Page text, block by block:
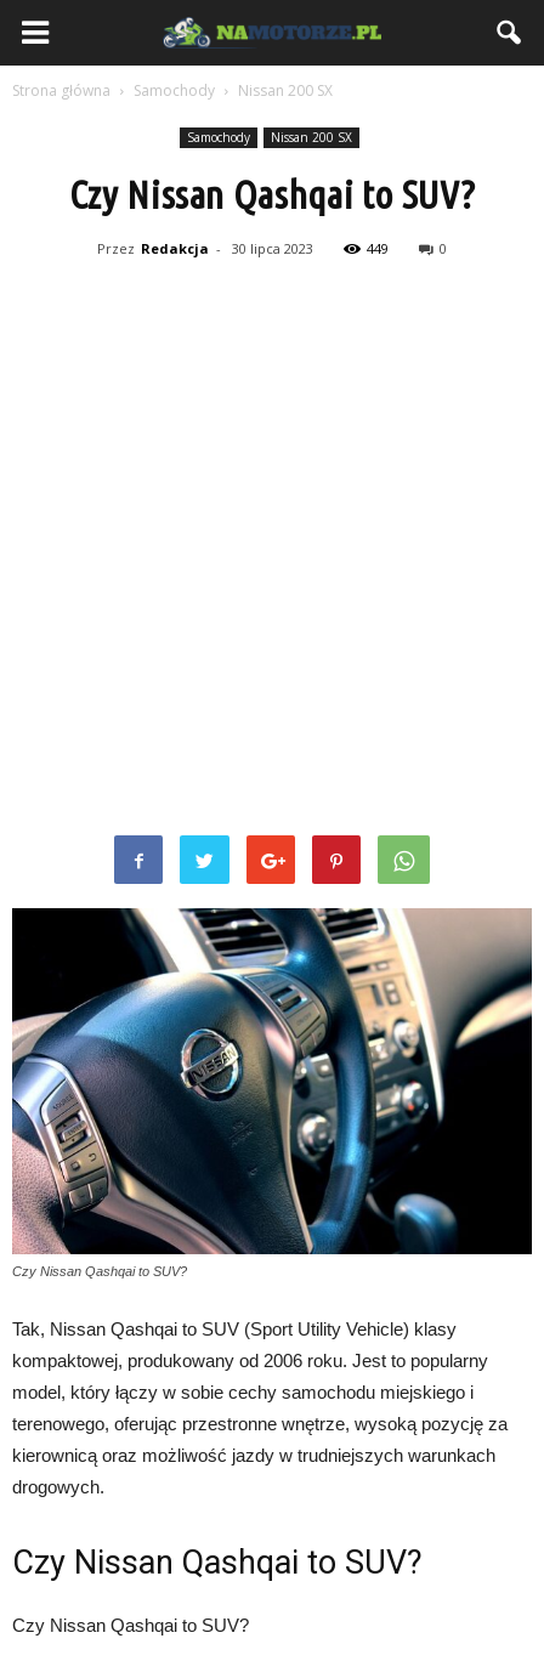
NaMotorze.pl
Strona główna Samochody Nissan 200 SX
Samochody Nissan 200 SX
Czy Nissan Qashqai to SUV?
Przez Redakcja - 30 lipca 2023 449 0
Czy Nissan Qashqai to SUV?
Tak, Nissan Qashqai to SUV (Sport Utility Vehicle) klasy
kompaktowej, produkowany od 2006 roku. Jest to popularny
model, który łączy w sobie cechy samochodu miejskiego i
terenowego, oferując przestronne wnętrze, wysoką pozycję za
kierownicą oraz możliwość jazdy w trudniejszych warunkach
drogowych.
Czy Nissan Qashqai to SUV?
Czy Nissan Qashqai to SUV?